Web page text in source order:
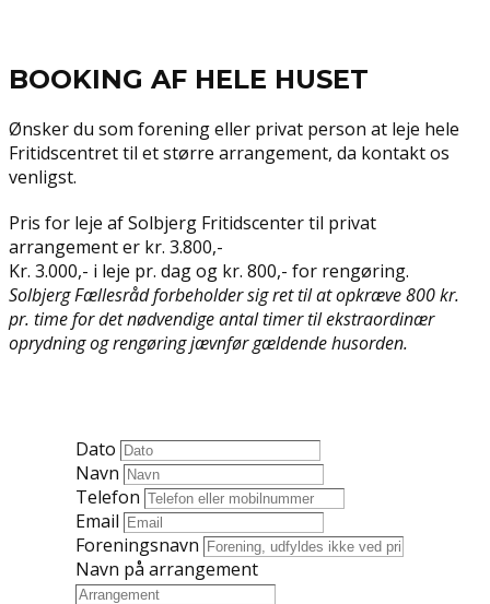
BOOKING AF HELE HUSET
Ønsker du som forening eller privat person at leje hele
Fritidscentret til et større arrangement, da kontakt os
venligst.
Pris for leje af Solbjerg Fritidscenter til privat
arrangement er kr. 3.800,-
Kr. 3.000,- i leje pr. dag og kr. 800,- for rengøring.
Solbjerg Fællesråd forbeholder sig ret til at opkræve 800 kr.
pr. time for det nødvendige antal timer til ekstraordinær
oprydning og rengøring jævnfør gældende husorden.
Dato
Navn
Telefon
Email
Foreningsnavn
Navn på arrangement